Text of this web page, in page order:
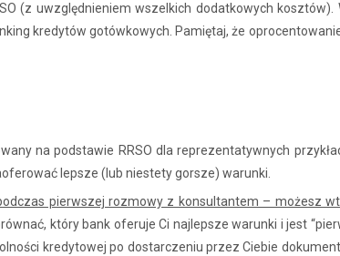
(z uwzględnieniem wszelkich dodatkowych kosztów).
kredytów gotówkowych. Pamiętaj, że
na podstawie RRSO dla reprezentatywnych
lepsze (lub niestety gorsze) warunki.
pierwszej rozmowy z konsultantem – możesz
który bank oferuje Ci najlepsze warunki i jest
kredytowej po dostarczeniu przez Ciebie